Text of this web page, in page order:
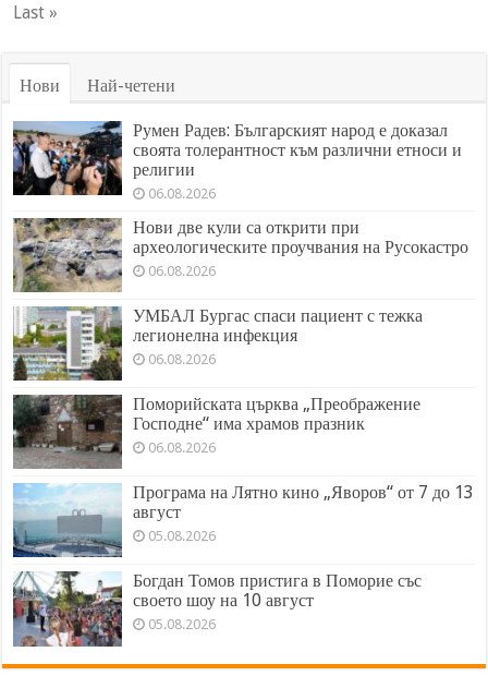
Last »
Нови Най-четени
Румен Радев: Българският народ е доказал
своята толерантност към различни етноси и
религии
06.08.2026
Нови две кули са открити при
археологическите проучвания на Русокастро
06.08.2026
УМБАЛ Бургас спаси пациент с тежка
легионелна инфекция
06.08.2026
Поморийската църква „Преображение
Господне“ има храмов празник
06.08.2026
Програма на Лятно кино „Яворов“ от 7 до 13
август
05.08.2026
Богдан Томов пристига в Поморие със
своето шоу на 10 август
05.08.2026